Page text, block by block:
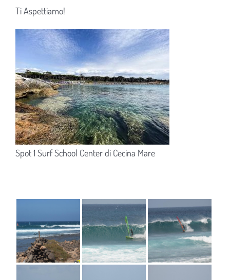
Ti Aspettiamo!
Spot 1 Surf School Center di Cecina Mare